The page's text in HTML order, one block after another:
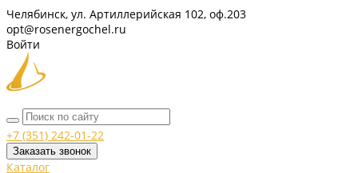
Челябинск, ул. Артиллерийская 102, оф.203
opt@rosenergochel.ru
Войти
+7 (351) 242-01-22
Заказать звонок
Каталог